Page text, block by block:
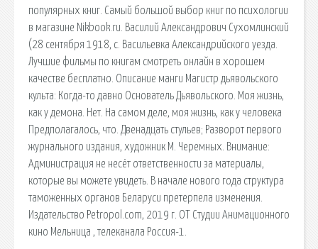
популярных книг. Самый большой выбор книг по психологии
в магазине Nikbook.ru. Василий Александрович Сухомлинский
(28 сентября 1918, с. Васильевка Александрийского уезда.
Лучшие фильмы по книгам смотреть онлайн в хорошем
качестве бесплатно. Описание манги Магистр дьявольского
культа: Когда-то давно Основатель Дьявольского. Моя жизнь,
как у демона. Нет. На самом деле, моя жизнь, как у человека
Предполагалось, что. Двенадцать стульев; Разворот первого
журнального издания, художник М. Черемных. Внимание:
Администрация не несёт ответственности за материалы,
которые вы можете увидеть. В начале нового года структура
таможенных органов Беларуси претерпела изменения.
Издательство Petropol.com, 2019 г. ОТ Студии Анимационного
кино Мельница , телеканала Россия-1.